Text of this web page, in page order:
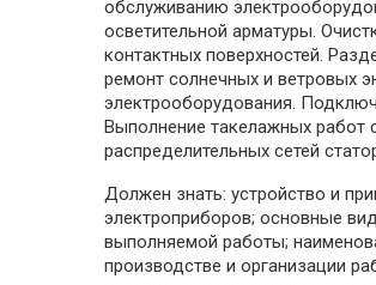
обслуживанию
осветительной арматуры.
контактных поверхностей.
ремонт солнечных и ветровых
электрооборудования.
Выполнение такелажных работ
распределительных сетей
Должен знать: устройство и
электроприборов; основные
выполняемой работы;
производстве и организации